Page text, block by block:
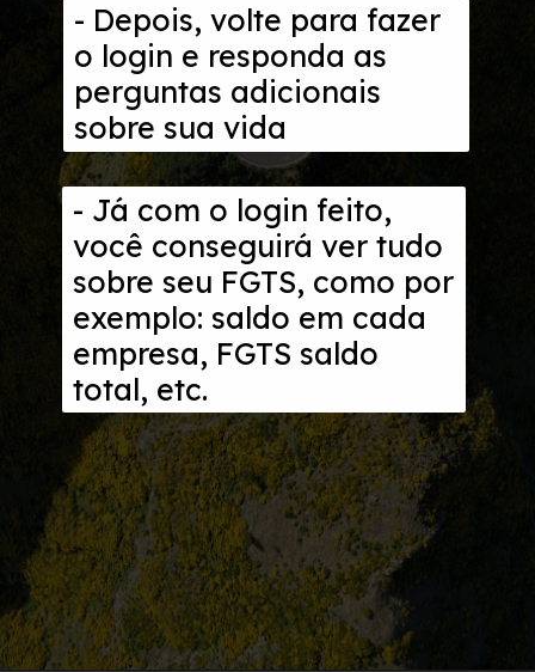
- Depois, volte para fazer
o login e responda as
perguntas adicionais
sobre sua vida
- Já com o login feito,
você conseguirá ver tudo
sobre seu FGTS, como por
exemplo: saldo em cada
empresa, FGTS saldo
total, etc.